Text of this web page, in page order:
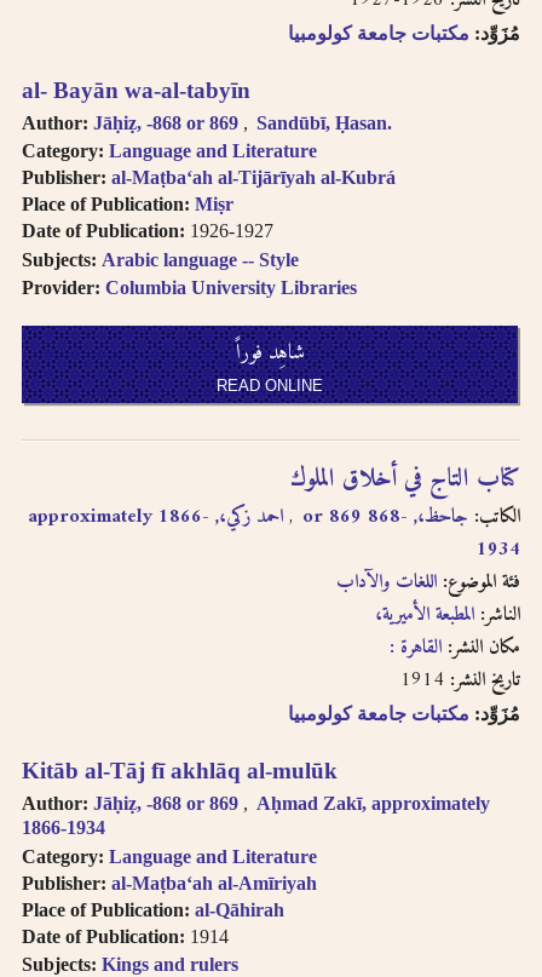
al- Bayān wa-al-tabyīn
Author: Jāḥiẓ, -868 or 869
Sandūbī, Ḥasan.
Category: Language and Literature
Publisher: al-Maṭbaʻah al-Tijārīyah al-Kubrá
Place of Publication: Miṣr
Date of Publication: 1926-1927
Subjects: Arabic language -- Style
Provider: Columbia University Libraries
شاهِد فوراً
READ ONLINE
مُزَوِّد: مكتبات جامعة كولومبيا
Kitāb al-Tāj fī akhlāq al-mulūk
Author: Jāḥiẓ, -868 or 869
Aḥmad Zakī, approximately
1866-1934
Category: Language and Literature
Publisher: al-Maṭbaʻah al-Amīriyah
Place of Publication: al-Qāhirah
Date of Publication: 1914
Subjects: Kings and rulers
كتاب التاج في أخلاق الملوك
الكاتب: جاحظ،, -868 or 869
احمد زكي،, approximately 1866-
1934
فئة الموضوع: اللغات والآداب
الناشر: المطبعة الأميرية،
مكان النشر: القاهرة :
تاريخ النشر:
مُزَوِّد: مكتبات جامعة كولومبيا